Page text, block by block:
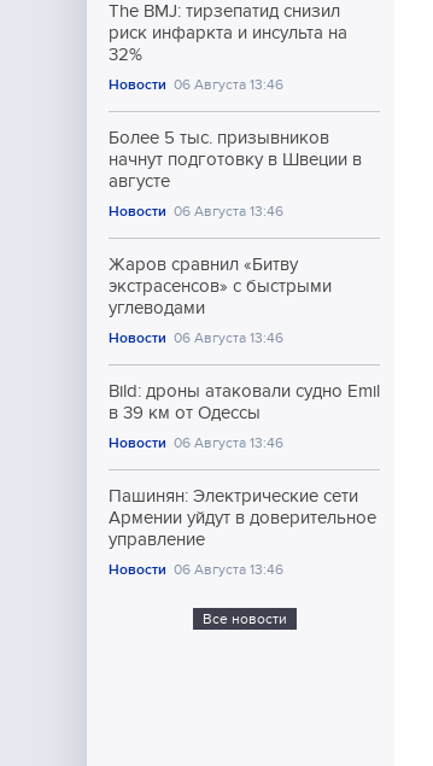
The BMJ: тирзепатид снизил
риск инфаркта и инсульта на
32%
Новости 06 Августа 13:46
Более 5 тыс. призывников
начнут подготовку в Швеции в
августе
Новости 06 Августа 13:46
Жаров сравнил «Битву
экстрасенсов» с быстрыми
углеводами
Новости 06 Августа 13:46
Bild: дроны атаковали судно Emil
в 39 км от Одессы
Новости 06 Августа 13:46
Пашинян: Электрические сети
Армении уйдут в доверительное
управление
Новости 06 Августа 13:46
Все новости